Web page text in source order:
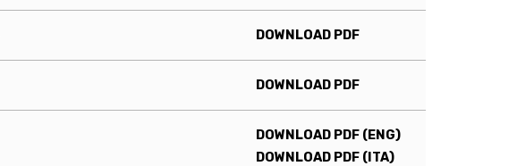
DOWNLOAD PDF
DOWNLOAD PDF
DOWNLOAD PDF (ENG)
DOWNLOAD PDF (ITA)